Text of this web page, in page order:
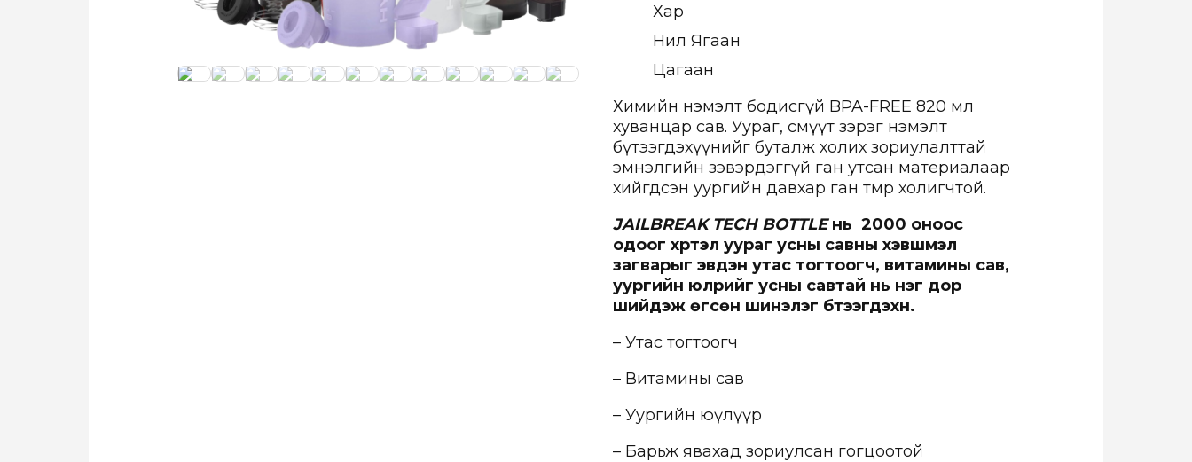
Хар
Нил Ягаан
Цагаан
Химийн нэмэлт бодисгүй BPA-FREE 820 мл
хуванцар сав. Уураг, смүүт зэрэг нэмэлт
бүтээгдэхүүнийг буталж холих зориулалттай
эмнэлгийн зэвэрдэггүй ган утсан материалаар
хийгдсэн уургийн давхар ган төмөр холигчтой.
JAILBREAK TECH BOTTLEнь 2000 оноос
одоог хүртэл уураг усны савны хэвшмэл
загварыг эвдэн утас тогтоогч, витамины сав,
уургийн юүлүүрийг усны савтай нь нэг дор
шийдэж өгсөн шинэлэг бүтээгдэхүүн.
– Утас тогтоогч
– Витамины сав
– Уургийн юүлүүр
– Барьж явахад зориулсан гогцоотой